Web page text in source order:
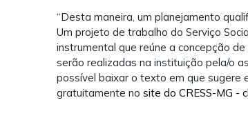
“Desta maneira, um planejamento
Um projeto de trabalho do Serviço
instrumental que reúne a concepção
serão realizadas na instituição pela/o
possível baixar o texto em que sugere
gratuitamente nosite do CRESS-MG -